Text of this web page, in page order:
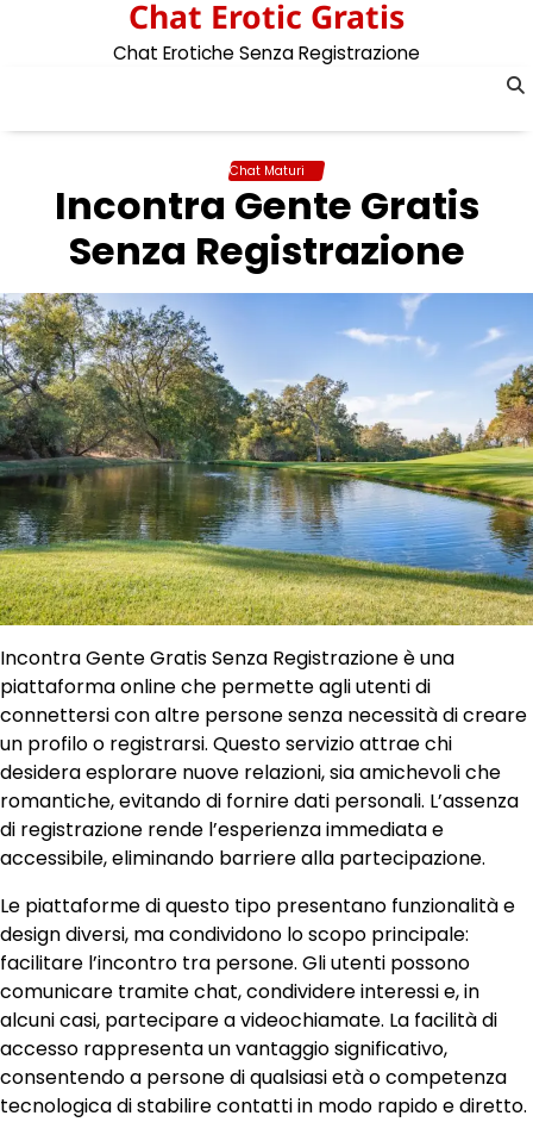
Chat Erotic Gratis
Chat Erotiche Senza Registrazione
Chat Maturi
Incontra Gente Gratis
Senza Registrazione
Incontra Gente Gratis Senza Registrazione è una
piattaforma online che permette agli utenti di
connettersi con altre persone senza necessità di creare
un profilo o registrarsi. Questo servizio attrae chi
desidera esplorare nuove relazioni, sia amichevoli che
romantiche, evitando di fornire dati personali. L’assenza
di registrazione rende l’esperienza immediata e
accessibile, eliminando barriere alla partecipazione.
Le piattaforme di questo tipo presentano funzionalità e
design diversi, ma condividono lo scopo principale:
facilitare l’incontro tra persone. Gli utenti possono
comunicare tramite chat, condividere interessi e, in
alcuni casi, partecipare a videochiamate. La facilità di
accesso rappresenta un vantaggio significativo,
consentendo a persone di qualsiasi età o competenza
tecnologica di stabilire contatti in modo rapido e diretto.